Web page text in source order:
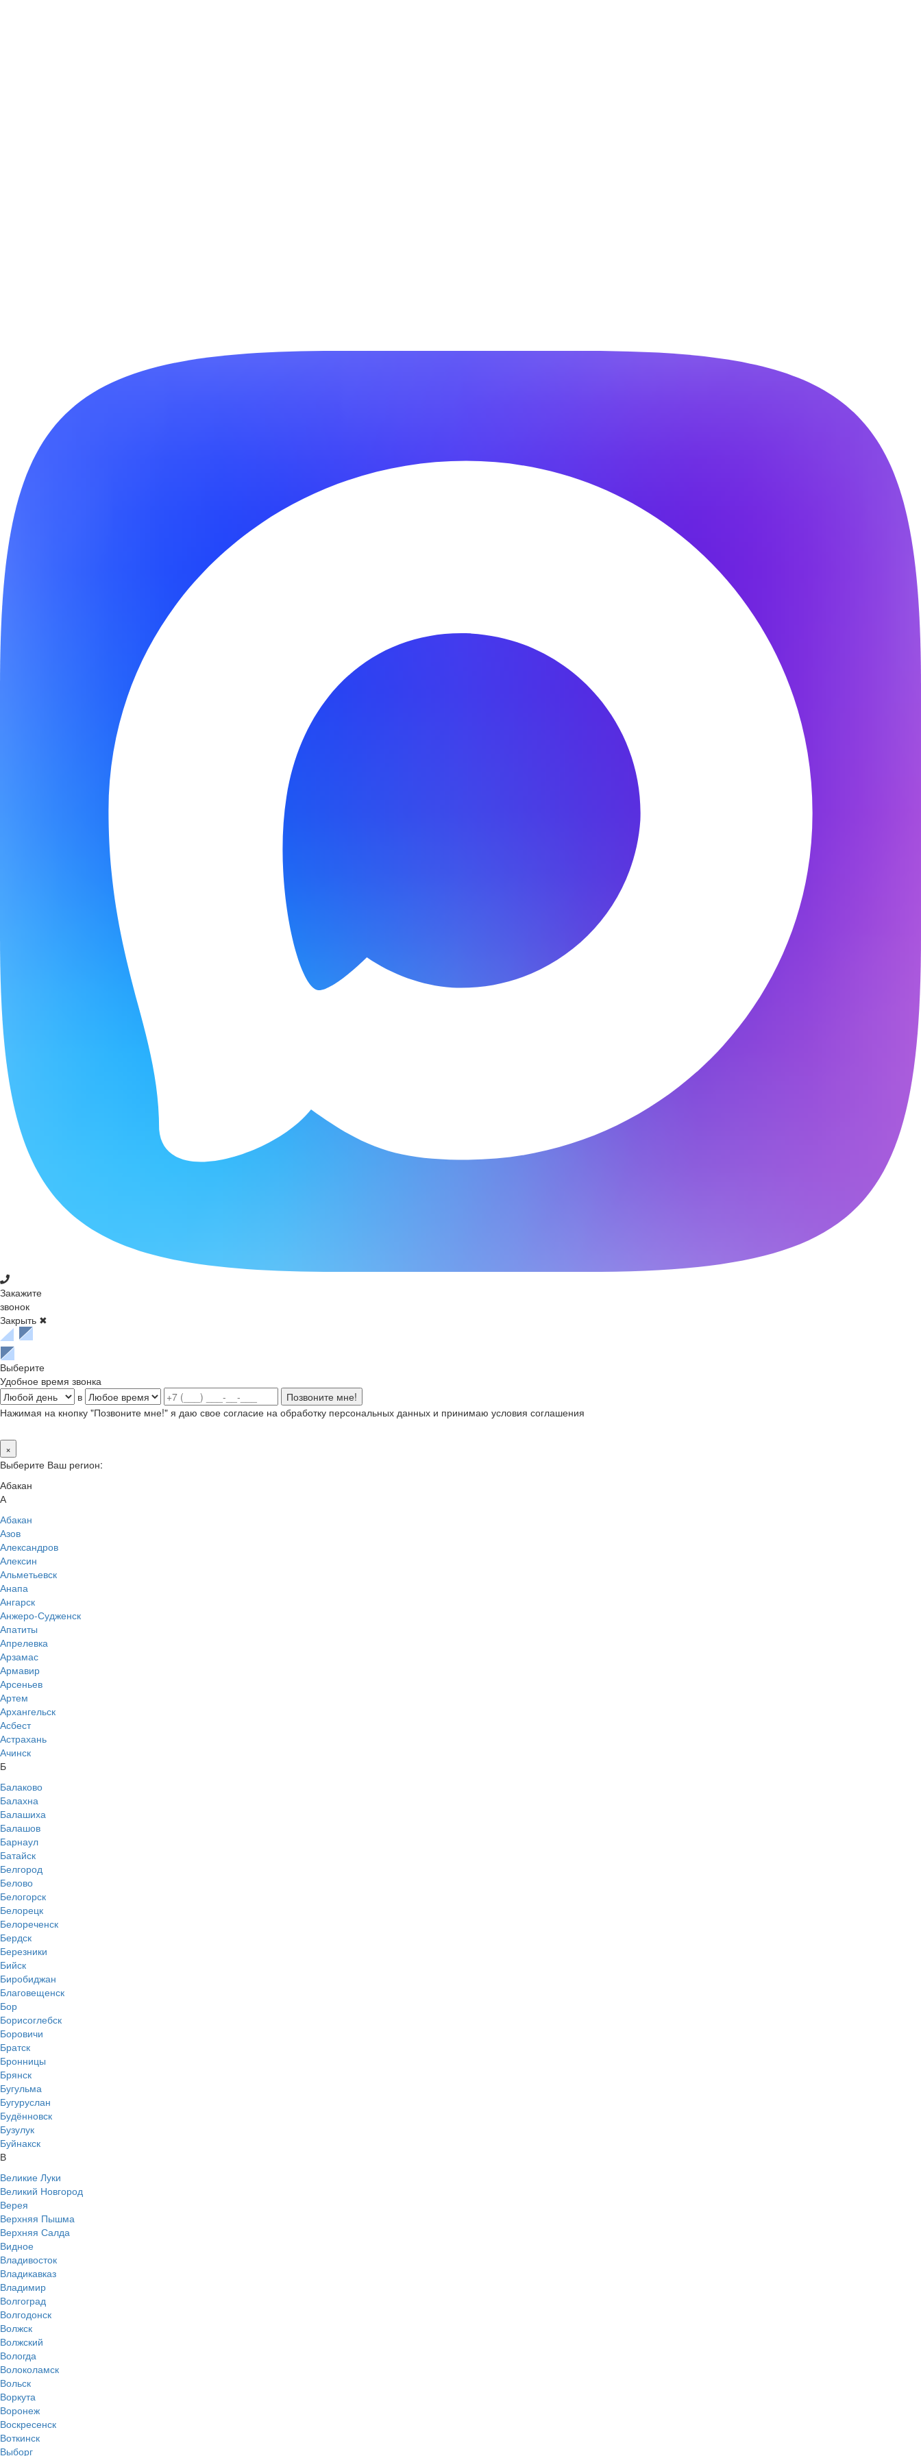
Закажите
звонок
Закрыть ✖
Выберите
Удобное время звонка
в
Нажимая на кнопку "Позвоните мне!" я даю свое согласие на обработку персональных данных и принимаю условия соглашения
×
Выберите Ваш регион:
Абакан
А
Абакан
Азов
Александров
Алексин
Альметьевск
Анапа
Ангарск
Анжеро-Судженск
Апатиты
Апрелевка
Арзамас
Армавир
Арсеньев
Артем
Архангельск
Асбест
Астрахань
Ачинск
Б
Балаково
Балахна
Балашиха
Балашов
Барнаул
Батайск
Белгород
Белово
Белогорск
Белорецк
Белореченск
Бердск
Березники
Бийск
Биробиджан
Благовещенск
Бор
Борисоглебск
Боровичи
Братск
Бронницы
Брянск
Бугульма
Бугуруслан
Будённовск
Бузулук
Буйнакск
В
Великие Луки
Великий Новгород
Верея
Верхняя Пышма
Верхняя Салда
Видное
Владивосток
Владикавказ
Владимир
Волгоград
Волгодонск
Волжск
Волжский
Вологда
Волоколамск
Вольск
Воркута
Воронеж
Воскресенск
Воткинск
Выборг